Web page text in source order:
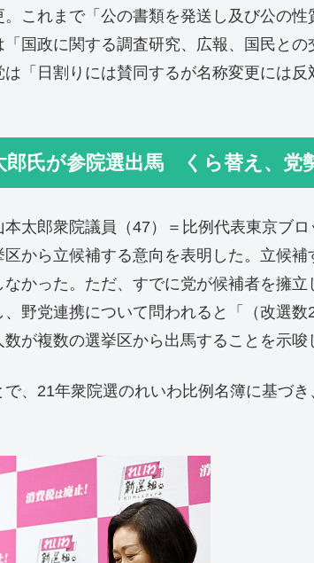
これまで「公の書類を発送し及び公の性
「国政に関する調査研究、広報、国民と
「日割りには賛同するが名称変更には
郎氏が参院選出馬 くら替え、党
太郎衆院議員（47）＝比例代表東京ブ
区から立候補する意向を表明した。立候
なかった。ただ、すでに党が候補者を擁
野党連携について問われると「（改選
が複数の選挙区から出馬することを示唆
、21年衆院選のれいわ比例名簿に基づ